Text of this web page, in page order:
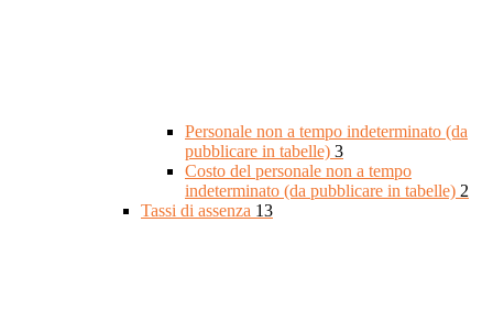
Personale non a tempo indeterminato (da
pubblicare in tabelle) 3
Costo del personale non a tempo
indeterminato (da pubblicare in tabelle) 2
Tassi di assenza 13